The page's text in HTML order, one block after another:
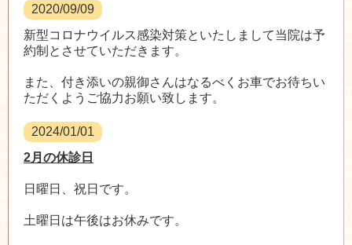
#メディセル筋膜吸引療法 #筋膜リリース #肩コリ #腰
痛 #美容 #肉離れ#可動域 http://www.mj-
company.co.jp/about/
1619.amp/%3Fusqp%3Dmq331AQNKAGYAd7tu5SAu
pOoSQ%253D%253D
さいとう鍼灸整骨院
2020/09/09
新型コロナウイルス感染対策といたしまして当院は予
約制とさせていただきます。
また、付き添いの親御さんはなるべくお車でお待ちい
ただくようご協力お願い致します。
2024/01/01
2月の休診日
日曜日、祝日です。
土曜日は午後はお休みです。